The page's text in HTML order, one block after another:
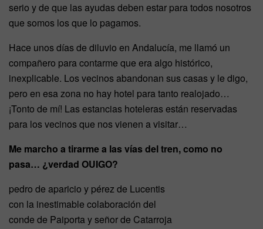
serio y de que las ayudas deben estar para todos nosotros
que somos los que lo pagamos.
Hace unos días de diluvio en Andalucía, me llamó un
compañero para contarme que era algo histórico,
inexplicable. Los vecinos abandonan sus casas y le digo,
pero en esa zona no hay hotel para tanto realojado…
¡Tonto de mí! Las estancias hoteleras están reservadas
para los vecinos que nos vienen a visitar…
Me marcho a tirarme a las vías del tren, como no
pasa… ¿verdad OUIGO?
pedro de aparicio y pérez de Lucentis
con la inestimable colaboración del
conde de Paiporta y señor de Catarroja